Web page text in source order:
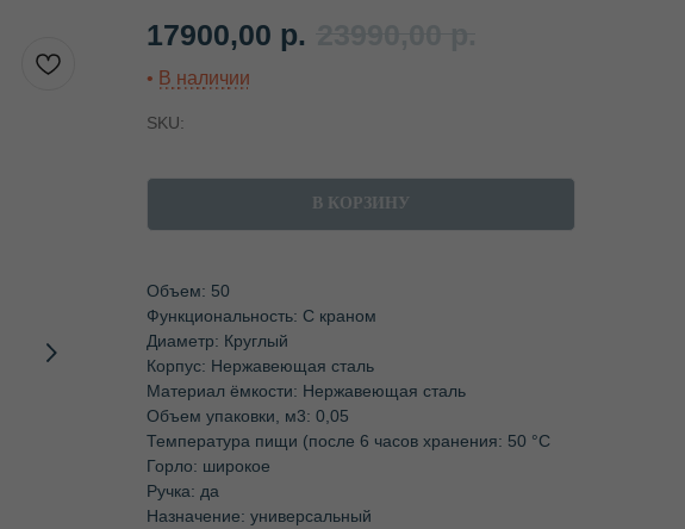
17900,00 р.
SKU:
В КОРЗИНУ
Объем: 50
Функциональность: С краном
Диаметр: Круглый
Корпус: Нержавеющая сталь
Материал ёмкости: Нержавеющая сталь
Объем упаковки, м3: 0,05
Температура пищи (после 6 часов хранения: 50 °C
Горло: широкое
Ручка: да
Назначение: универсальный